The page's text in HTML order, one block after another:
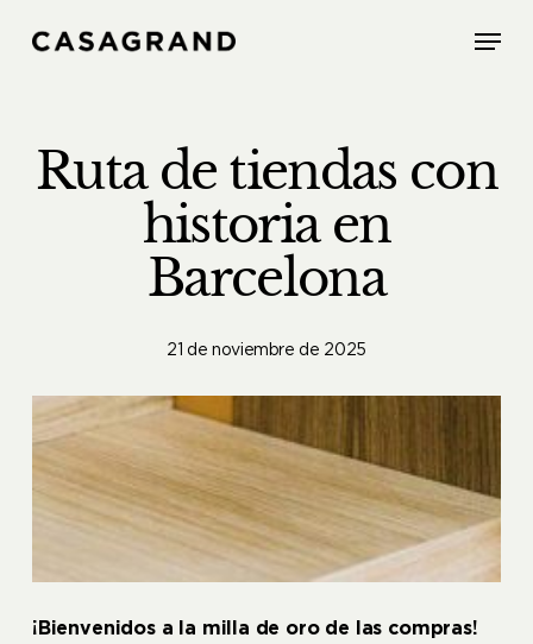
Menu
Ruta de tiendas con
historia en
Barcelona
21 de noviembre de 2025
¡Bienvenidos a la milla de oro de las compras!